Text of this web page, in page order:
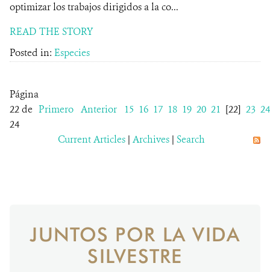
optimizar los trabajos dirigidos a la co...
READ THE STORY
Posted in: Especies
Página
22 de
24
Primero Anterior 15 16 17 18 19 20 21 [22] 23 24
Current Articles | Archives | Search
JUNTOS POR LA VIDA
SILVESTRE